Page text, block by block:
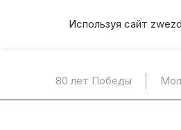
Используя сайт
80 лет Победы